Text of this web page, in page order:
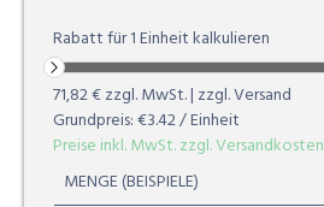
Rabatt für1Einheitkalkulieren
71,82 €zzgl. MwSt. | zzgl. Versand
Grundpreis:€3.42/ Einheit
Preise inkl. MwSt. zzgl. Versandkosten
MENGE (BEISPIELE)